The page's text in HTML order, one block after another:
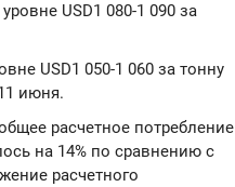
USD1 080-1 090 за
USD1 050-1 060 за тонну
июня.
расчетное потребление
на 14% по сравнению с
расчетного